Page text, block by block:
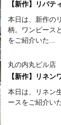
【新作】リバテ
本日は、新作の
柄。ワンピース
をご紹介いた...
丸の内丸ビル店
【新作】リネン
本日は、リネン
ースをご紹介い